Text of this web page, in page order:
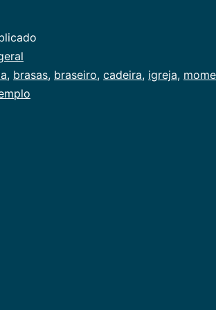
, brasas, braseiro, cadeira, igreja,